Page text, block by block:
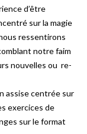
d’être
sur la magie
ressentirons
notre faim
nouvelles ou re-
assise centrée sur
exercices de
sur le format